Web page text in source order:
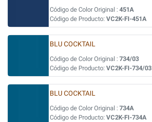
Código de Color Original : 451A
Código de Producto: VC2K-FI-451A
BLU COCKTAIL
Código de Color Original : 734/03
Código de Producto: VC2K-FI-734/03
BLU COCKTAIL
Código de Color Original : 734A
Código de Producto: VC2K-FI-734A